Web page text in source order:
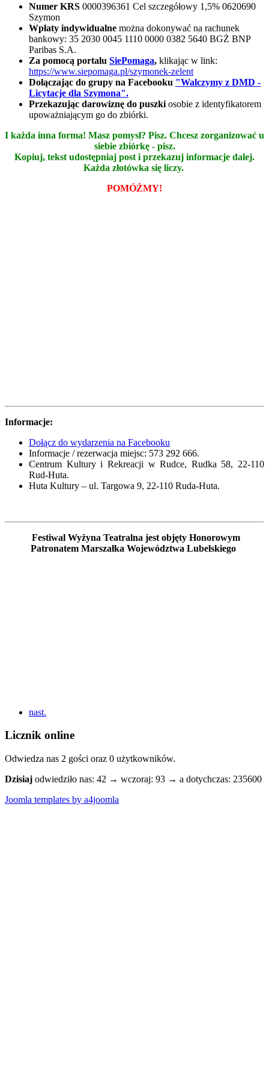
Numer KRS 0000396361 Cel szczegółowy 1,5% 0620690
Szymon
Wpłaty indywidualne można dokonywać na rachunek
bankowy: 35 2030 0045 1110 0000 0382 5640 BGŻ BNP
Paribas S.A.
Za pomocą portalu SiePomaga, klikając w link:
https://www.siepomaga.pl/szymonek-zelent
Dołączając do grupy na Facebooku "Walczymy z DMD -
Licytacje dla Szymona".
Przekazując darowiznę do puszki osobie z identyfikatorem
upoważniającym go do zbiórki.
I każda inna forma! Masz pomysł? Pisz. Chcesz zorganizować u
siebie zbiórkę - pisz.
Kopiuj, tekst udostępniaj post i przekazuj informacje dalej.
Każda złotówka się liczy.
POMÓŻMY!
Informacje:
Dołącz do wydarzenia na Facebooku
Informacje / rezerwacja miejsc: 573 292 666.
Centrum Kultury i Rekreacji w Rudce, Rudka 58, 22-110
Rud-Huta.
Huta Kultury – ul. Targowa 9, 22-110 Ruda-Huta.
Festiwal Wyżyna Teatralna jest objęty Honorowym
Patronatem Marszałka Województwa Lubelskiego
nast.
Licznik online
Odwiedza nas 2 gości oraz 0 użytkowników.
Dzisiaj odwiedziło nas: 42 → wczoraj: 93 → a dotychczas: 235600
Joomla templates by a4joomla